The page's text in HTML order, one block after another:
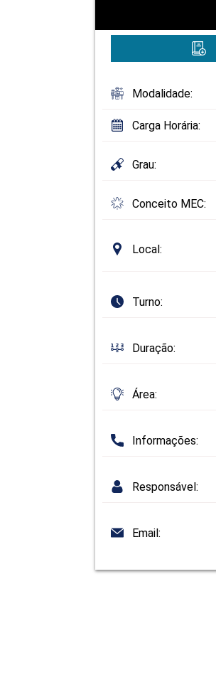
Modalidade:
Carga Horária:
Grau:
Conceito MEC:
Local:
Turno:
Duração:
Área:
Informações:
Responsável:
Email: